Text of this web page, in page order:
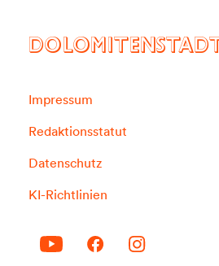
DOLOMITENSTADT
Impressum
Redaktionsstatut
Datenschutz
KI-Richtlinien